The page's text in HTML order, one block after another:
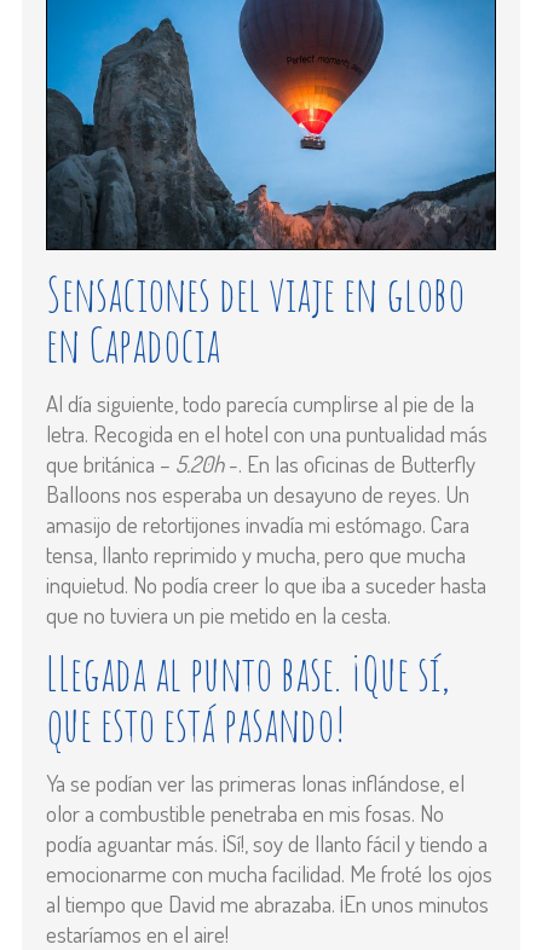
Sensaciones del viaje en globo
en Capadocia
Al día siguiente, todo parecía cumplirse al pie de la
letra. Recogida en el hotel con una puntualidad más
que británica – 5.20h-. En las oficinas de Butterfly
Balloons nos esperaba un desayuno de reyes. Un
amasijo de retortijones invadía mi estómago. Cara
tensa, llanto reprimido y mucha, pero que mucha
inquietud. No podía creer lo que iba a suceder hasta
que no tuviera un pie metido en la cesta.
LLegada al punto base. ¡Que sí,
que esto está pasando!
Ya se podían ver las primeras lonas inflándose, el
olor a combustible penetraba en mis fosas. No
podía aguantar más. ¡Sí!, soy de llanto fácil y tiendo a
emocionarme con mucha facilidad. Me froté los ojos
al tiempo que David me abrazaba. ¡En unos minutos
estaríamos en el aire!